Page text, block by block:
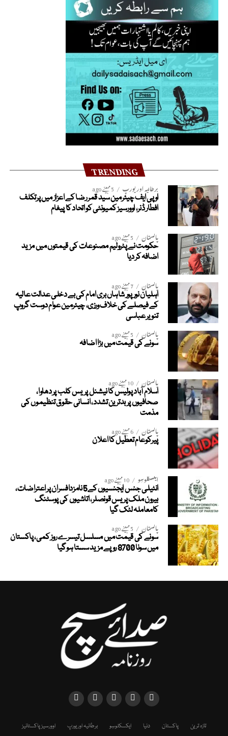
TRENDING
برطانیہ اور یورپ 5 مہینے ago
او پی ایف چیئرمین سید قمر رضا کے اعزاز میں پرتکلف
افطار ڈنر، اوورسیز کمیونٹی کو اتحاد کا پیغام
پاکستان 5 مہینے ago
حکومت نے پٹرولیم مصنوعات کی قیمتوں میں مزید
اضافہ کر دیا
پاکستان 7 مہینے ago
اہلیان نورپور شاہاں بری امام کی بے دخلی عدالت عالیہ
کے فیصلے کی خلاف ورزی، چیئرمین عوام دوست گروپ
تنویر عباسی
پاکستان 5 مہینے ago
سونے کی قیمت میں بڑا اضافہ
پاکستان 10 مہینے ago
اسلام آباد پولیس کا نیشنل پریس کلب پر دھاوا،
صحافیوں پر بدترین تشدد، انسانی حقوق تنظیموں کی
مذمت
پاکستان 6 مہینے ago
پیرکوعام تعطیل کا اعلان
ایکسکلوسِو 10 مہینے ago
انٹیلی جنس ایجنسیوں کے5 نامزدافسران پر اعتراضات،
بیرون ملک پریس قونصلر، اتاشیوں کی پوسٹنگ
کامعاملہ لٹک گیا
پاکستان 5 مہینے ago
سونے کی قیمت میں مسلسل تیسرے روز کمی، پاکستان
میں سونا 8700 روپے مزید سستا ہوگیا
تازہ ترین پاکستان دنیا ایکسکلوسِو برطانیہ اور یورپ
اوورسیز پاکستانیز